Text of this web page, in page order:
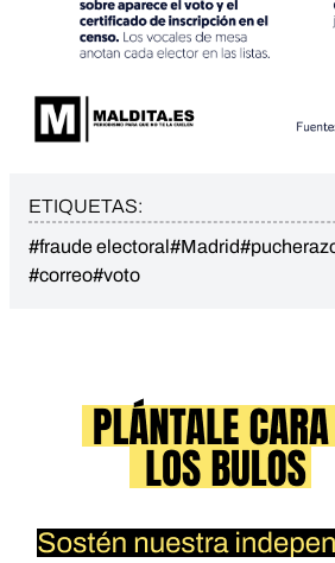
ETIQUETAS:
#fraude electoral#Madrid
#correo#voto